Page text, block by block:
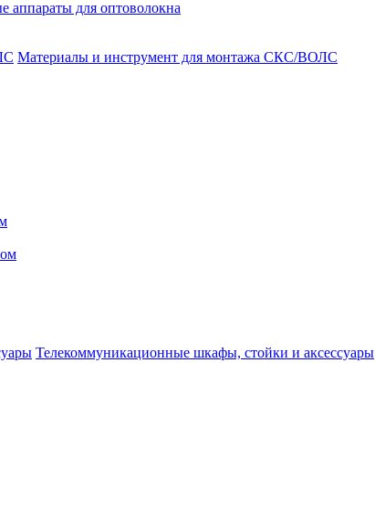
аппараты для оптоволокна
Материалы и инструмент для монтажа СКС/ВОЛС
Телекоммуникационные шкафы, стойки и аксессуары